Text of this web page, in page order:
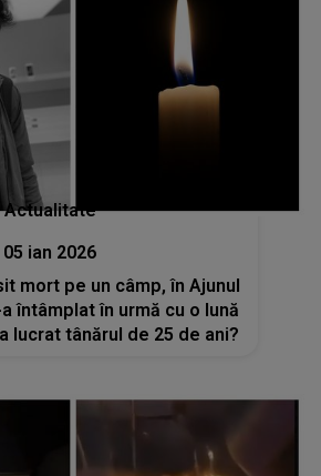
Actualitate
05 ian 2026
mort pe un câmp, în Ajunul
întâmplat în urmă cu o lună
lucrat tânărul de 25 de ani?